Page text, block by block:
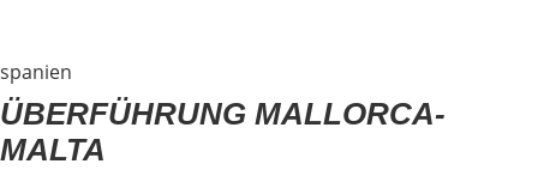
spanien
ÜBERFÜHRUNG MALLORCA-
MALTA